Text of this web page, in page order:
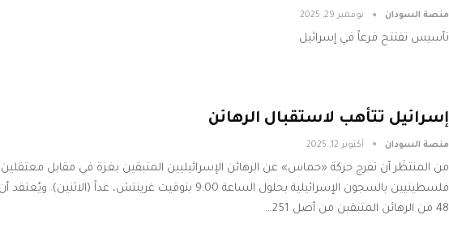
منصة السودان نوفمبر 29, 2025
تأسيس تفتتح فرعاً في إسرائيل
إسرائيل تتأهب لاستقبال الرهائن
منصة السودان أكتوبر 12, 2025
من المنتظَر أن تفرج حركة «حماس» عن الرهائن الإسرائيليين المتبقين بغزة في مقابل معتقلين
48 من الرهائن المتبقين من أصل 251…